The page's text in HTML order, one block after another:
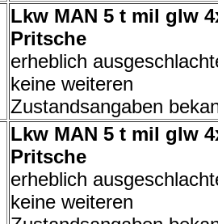
Lkw MAN 5 t mil glw
Pritsche
erheblich
keine weiteren
Zustandsangaben
Lkw MAN 5 t mil glw
Pritsche
erheblich
keine weiteren